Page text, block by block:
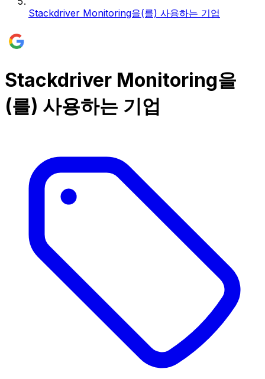
Stackdriver Monitoring을(를) 사용하는 기업
Stackdriver Monitoring을
(를) 사용하는 기업